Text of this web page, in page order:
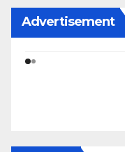
Advertisement